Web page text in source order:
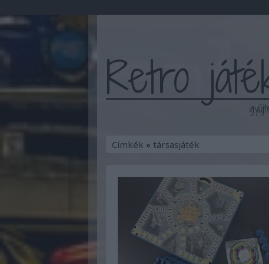
Retro
Címkék » társasjáték